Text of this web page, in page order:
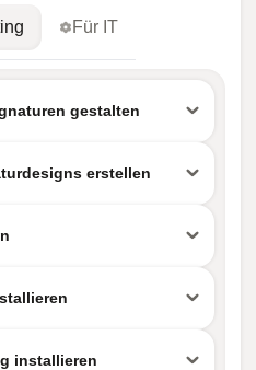
Für IT
gestalten
erstellen
installieren